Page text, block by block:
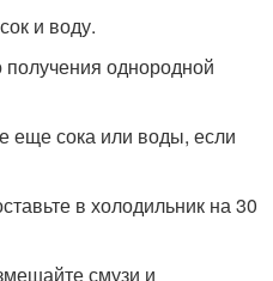
и воду.
однородной
еще сока или воды, если
в холодильник на 30
смузи и